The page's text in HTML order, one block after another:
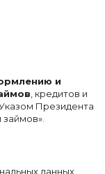
и
, кредитов и
Президента
данных